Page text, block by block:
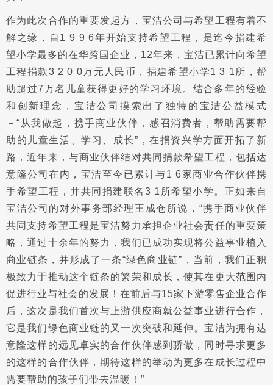
作为此次合作的重要发起方，宝洁公司与希望工程有着不
解之缘，自1 9 9 6年开始支持希望工程，是迄今捐建希
望小学最多的在华跨国企业，12年来，宝洁已累计向希望
工程捐款3 2 0 0万元人民币，捐建希望小学1 3 1所，帮
助超过7万名儿童获得更好的学习环境。结合多年的经验
和创新理念，宝洁公司摸索出了独特的宝洁公益模式
－“从我做起，携手商业伙伴，感召消费者，帮助需要帮
助的儿童生活、学习、成长”，在捐资兴学方面开拓了新
路，近年来，与商业伙伴结对共同捐款希望工程，包括达
意隆公司在内，宝洁至今已累计与1 6家商业合作伙伴携
手希望工程，并共同捐建联名3 1所希望小学。正如来自
宝洁公司的对外事务部经理王成仓所说，“携手商业伙伴
共同支持希望工程是宝洁努力承担企业社会责任的重要策
略，通过十余年的努力，我们已成功实现将公益事业植入
商业链条，并形成了一条“绿色商业链”，当前，我们正积
极致力于推动这个链条的繁荣和成长，使其在更大范围内
促进行业与社会的发展！在前后与15家下游零售企业合作
后，这次是我们首次与上游供应商就公益事业进行合作，
它是我们绿色商业链的又一次突破和延伸。宝洁为拥有达
意隆这样的远见卓实的合作伙伴感到骄傲，同时寻求更多
的这样的合作伙伴，期待这样的举动为更多在成长过程中
需要帮助的孩子们带去温暖！”